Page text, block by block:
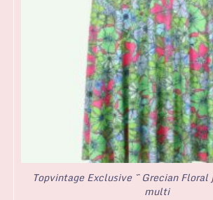
Topvintage Exclusive ~ Grecian Floral
multi